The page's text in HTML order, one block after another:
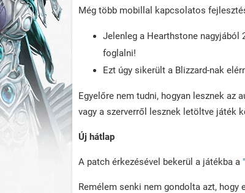
Még több mobillal kapcsolatos
Jelenleg a Hearthstone nagyjából
foglalni!
Ezt úgy sikerült a Blizzard-nak
Egyelőre nem tudni, hogyan lesznek az
vagy a szerverről lesznek letöltve játék
Új hátlap
A patch érkezésével bekerül a játékba a
Remélem senki nem gondolta azt,